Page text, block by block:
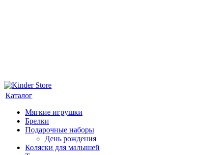
Каталог
Мягкие игрушки
Брелки
Подарочные наборы
День рождения
Коляски для малышей